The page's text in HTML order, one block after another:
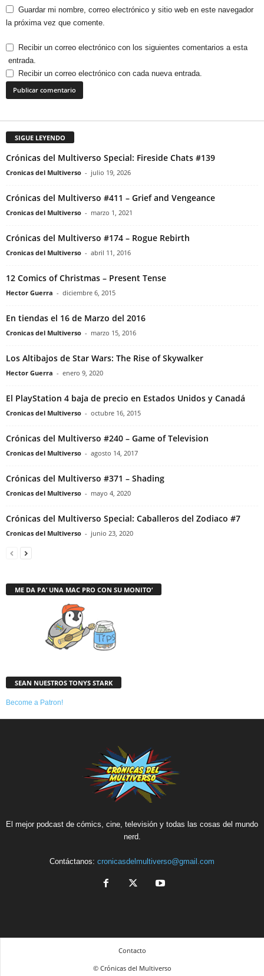
Guardar mi nombre, correo electrónico y sitio web en este navegador
la próxima vez que comente.
Recibir un correo electrónico con los siguientes comentarios a esta
entrada.
Recibir un correo electrónico con cada nueva entrada.
SIGUE LEYENDO
Crónicas del Multiverso Special: Fireside Chats #139
Cronicas del Multiverso - julio 19, 2026
Crónicas del Multiverso #411 – Grief and Vengeance
Cronicas del Multiverso - marzo 1, 2021
Crónicas del Multiverso #174 – Rogue Rebirth
Cronicas del Multiverso - abril 11, 2016
12 Comics of Christmas – Present Tense
Hector Guerra - diciembre 6, 2015
En tiendas el 16 de Marzo del 2016
Cronicas del Multiverso - marzo 15, 2016
Los Altibajos de Star Wars: The Rise of Skywalker
Hector Guerra - enero 9, 2020
El PlayStation 4 baja de precio en Estados Unidos y Canadá
Cronicas del Multiverso - octubre 16, 2015
Crónicas del Multiverso #240 – Game of Television
Cronicas del Multiverso - agosto 14, 2017
Crónicas del Multiverso #371 – Shading
Cronicas del Multiverso - mayo 4, 2020
Crónicas del Multiverso Special: Caballeros del Zodiaco #7
Cronicas del Multiverso - junio 23, 2020
ME DA PA’ UNA MAC PRO CON SU MONITO’
SEAN NUESTROS TONYS STARK
Become a Patron!
El mejor podcast de cómics, cine, televisión y todas las cosas del mundo
nerd.
Contáctanos: cronicasdelmultiverso@gmail.com
Contacto
© Crónicas del Multiverso